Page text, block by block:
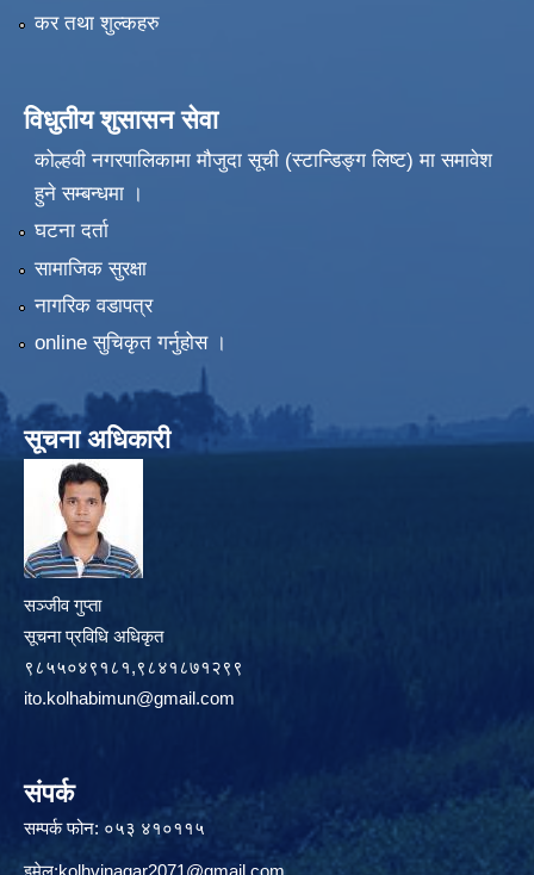
कर तथा शुल्कहरु
विधुतीय शुसासन सेवा
कोल्हवी नगरपालिकामा मौजुदा सूची (स्टान्डिङ्ग लिष्ट) मा समावेश
हुने सम्बन्धमा ।
घटना दर्ता
सामाजिक सुरक्षा
नागरिक वडापत्र
online सुचिकृत गर्नुहोस ।
सूचना अधिकारी
सञ्जीव गुप्ता
सूचना प्रविधि अधिकृत
९८५५०४९१८१,९८४१८७१२९९
ito.kolhabimun@gmail.com
संपर्क
सम्पर्क फोन: ०५३ ४१०११५